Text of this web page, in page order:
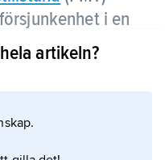
i en
hända
fördras med
artikeln?